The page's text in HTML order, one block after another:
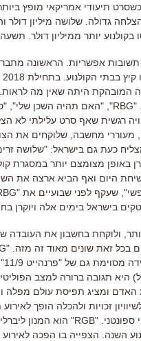
כשסרט תיעודי אמריקאי מופץ
גדולה שלושה מיליון דולר
יותר ממיליון דולר תשעה
אפשריות הראשונה
בבתי הקולנוע בתחילת 2018
המובהקת היתה שאין מה לראות
. "
RBG
", "האם תהיה השכן שלי", "
רגשית שאף סרט עלילתי לא
מעוררי מחשבה שלוקחים את
כעת גם בישראל: "שלושה
באופן מצומצם יותר במסגרת
היום ואף הביא ארצה את
", שעקף לפני שבועיים את "
בישראל בימים אלה ויוקרן
ולוקחת בחשבון את העובדה
בכל זאת שונים מאוד זה מזה . "
מסוימת גם של "פרנהייט 11/9
"
) היא תגובה ברורה למצב
האדם ומציג תפיסת עולם מפלה
זכויות ולהכלה הופך
. "
RGB
" הוא המנון
השנה
הצפייה בו הפכה